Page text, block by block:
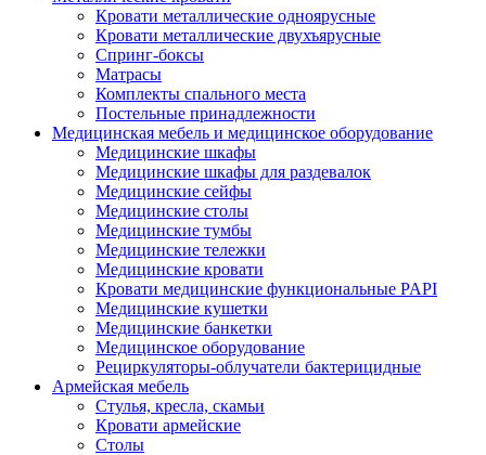
Кровати металлические одноярусные
Кровати металлические двухъярусные
Спринг-боксы
Матрасы
Комплекты спального места
Постельные принадлежности
Медицинская мебель и медицинское оборудование
Медицинские шкафы
Медицинские шкафы для раздевалок
Медицинские сейфы
Медицинские столы
Медицинские тумбы
Медицинские тележки
Медицинские кровати
Кровати медицинские функциональные PAPI
Медицинские кушетки
Медицинские банкетки
Медицинское оборудование
Рециркуляторы-облучатели бактерицидные
Армейская мебель
Стулья, кресла, скамьи
Кровати армейские
Столы